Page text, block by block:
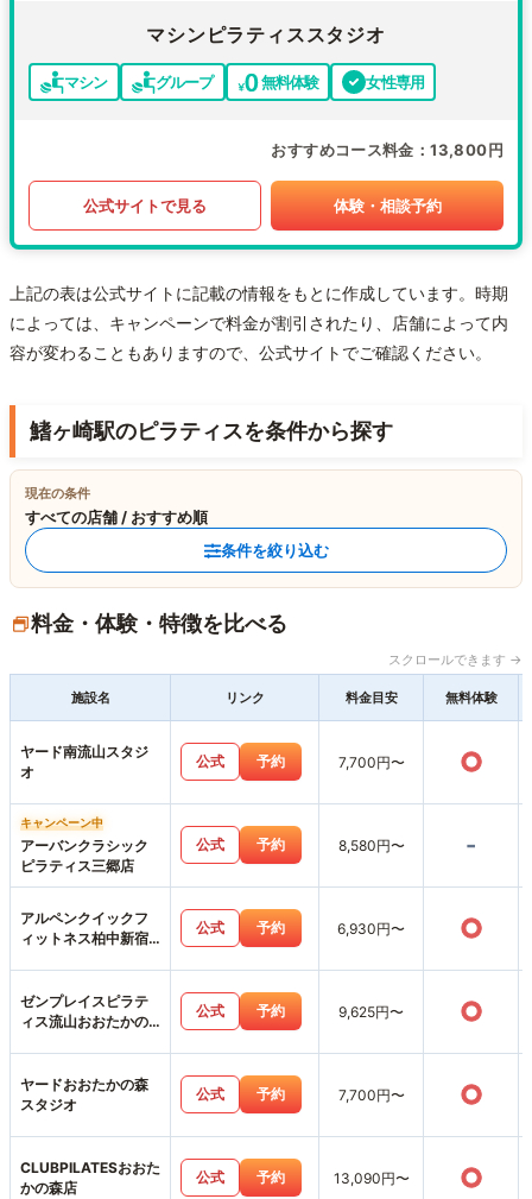
マシンピラティススタジオ
マシン グループ 無料体験 女性専用
おすすめコース料金 13,800円
公式サイトで見る 体験・相談予約
上記の表は公式サイトに記載の情報をもとに作成しています。時期
によっては、キャンペーンで料金が割引されたり、店舗によって内
容が変わることもありますので、公式サイトでご確認ください。
鰭ヶ崎駅のピラティスを条件から探す
現在の条件
すべての店舗 / おすすめ順
条件を絞り込む
料金・体験・特徴を比べる
スクロールできます →
施設名 リンク 料金目安 無料体験
ヤード南流山スタジ
オ
公式 予約 7,700円〜 ○
キャンペーン中
アーバンクラシック
ピラティス三郷店
公式 予約 8,580円〜 -
アルペンクイックフ
ィットネス柏中新宿
公式 予約 6,930円〜 ○
ゼンプレイスピラテ
ィス流山おおたかの
公式 予約 9,625円〜 ○
ヤードおおたかの森
スタジオ
公式 予約 7,700円〜 ○
CLUBPILATESおおた
かの森店
公式 予約 13,090円〜 ○